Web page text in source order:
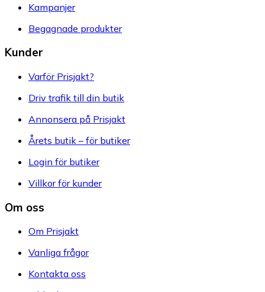
Kampanjer
Begagnade produkter
Kunder
Varför Prisjakt?
Driv trafik till din butik
Annonsera på Prisjakt
Årets butik – för butiker
Login för butiker
Villkor för kunder
Om oss
Om Prisjakt
Vanliga frågor
Kontakta oss